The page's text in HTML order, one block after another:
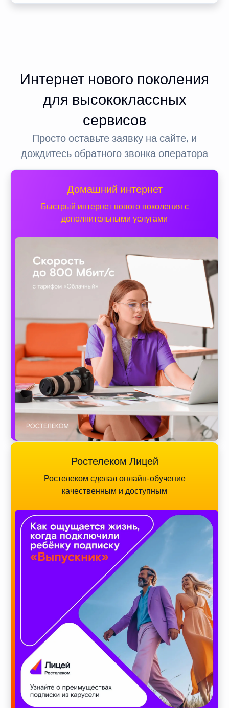
Интернет нового поколения
для высококлассных
сервисов
Просто оставьте заявку на сайте, и
дождитесь обратного звонка оператора
Домашний интернет
Быстрый интернет нового поколения с
дополнительными услугами
Ростелеком Лицей
Ростелеком сделал онлайн-обучение
качественным и доступным